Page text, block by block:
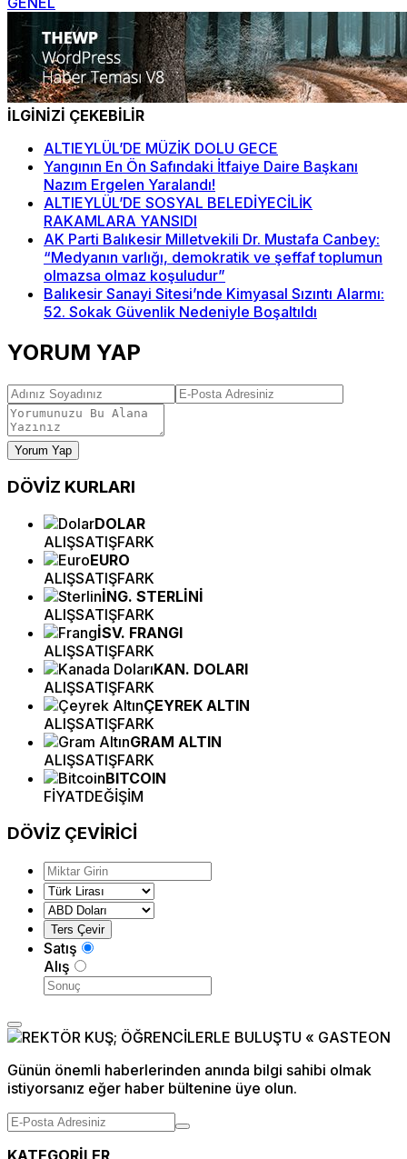
İLGİNİZİ ÇEKEBİLİR
ALTIEYLÜL’DE MÜZİK DOLU GECE
Yangının En Ön Safındaki İtfaiye Daire Başkanı
Nazım Ergelen Yaralandı!
ALTIEYLÜL’DE SOSYAL BELEDİYECİLİK
RAKAMLARA YANSIDI
AK Parti Balıkesir Milletvekili Dr. Mustafa Canbey:
“Medyanın varlığı, demokratik ve şeffaf toplumun
olmazsa olmaz koşuludur”
Balıkesir Sanayi Sitesi’nde Kimyasal Sızıntı Alarmı:
52. Sokak Güvenlik Nedeniyle Boşaltıldı
YORUM YAP
Yorum Yap
DÖVİZ KURLARI
DOLAR
ALIŞSATIŞFARK
EURO
ALIŞSATIŞFARK
İNG. STERLİNİ
ALIŞSATIŞFARK
İSV. FRANGI
ALIŞSATIŞFARK
KAN. DOLARI
ALIŞSATIŞFARK
ÇEYREK ALTIN
ALIŞSATIŞFARK
GRAM ALTIN
ALIŞSATIŞFARK
BITCOIN
FİYATDEĞİŞİM
DÖVİZ ÇEVİRİCİ
Satış
Alış
Günün önemli haberlerinden anında bilgi sahibi olmak
istiyorsanız eğer haber bültenine üye olun.
KATEGORİLER